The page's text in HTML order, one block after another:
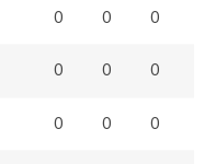
0 0 0
0 0 0
0 0 0